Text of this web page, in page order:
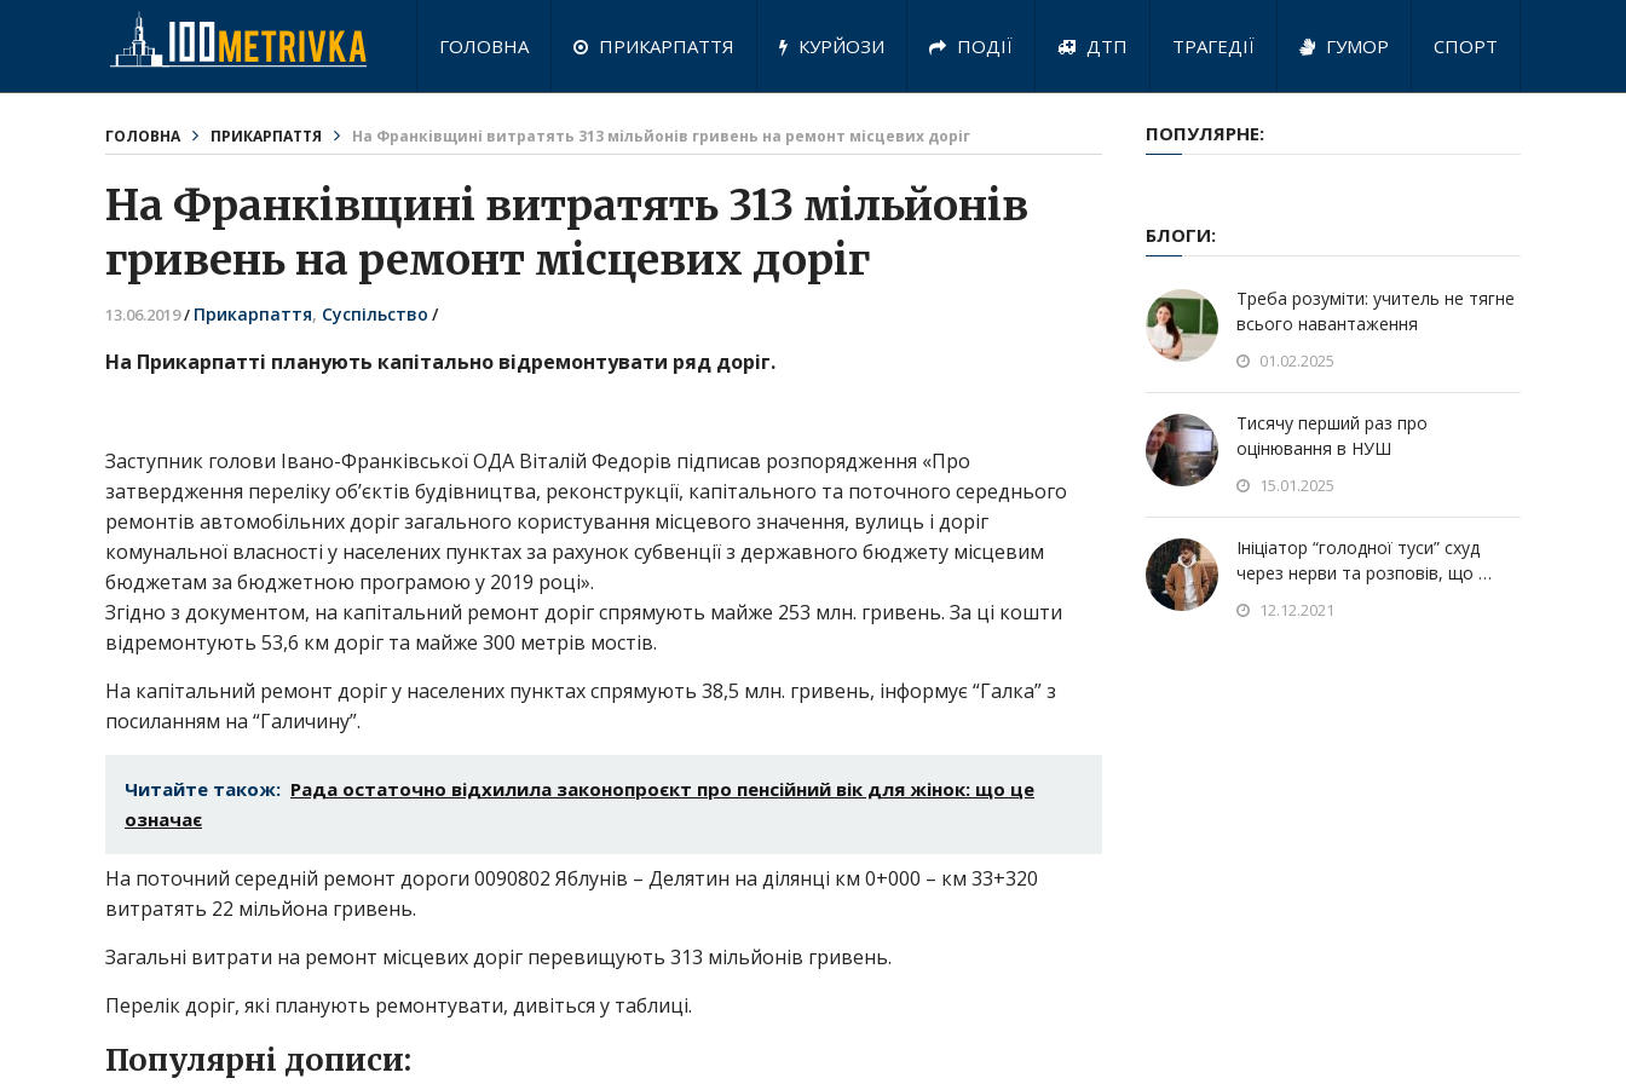
ГОЛОВНА ПРИКАРПАТТЯ КУРЙОЗИ ПОДІЇ ДТП ТРАГЕДІЇ ГУМОР СПОРТ
ГОЛОВНА ПРИКАРПАТТЯ На Франківщині витратять 313 мільйонів гривень на ремонт місцевих доріг
На Франківщині витратять 313 мільйонів
гривень на ремонт місцевих доріг
13.06.2019/ Прикарпаття, Суспільство /
На Прикарпатті планують капітально відремонтувати ряд доріг.
Заступник голови Івано-Франківської ОДА Віталій Федорів підписав розпорядження «Про
затвердження переліку об’єктів будівництва, реконструкції, капітального та поточного середнього
ремонтів автомобільних доріг загального користування місцевого значення, вулиць і доріг
комунальної власності у населених пунктах за рахунок субвенції з державного бюджету місцевим
бюджетам за бюджетною програмою у 2019 році».
Згідно з документом, на капітальний ремонт доріг спрямують майже 253 млн. гривень. За ці кошти
відремонтують 53,6 км доріг та майже 300 метрів мостів.
На капітальний ремонт доріг у населених пунктах спрямують 38,5 млн. гривень, інформує “Галка” з
посиланням на “Галичину”.
Читайте також: Рада остаточно відхилила законопроєкт про пенсійний вік для жінок: що це
означає
На поточний середній ремонт дороги 0090802 Яблунів – Делятин на ділянці км 0+000 – км 33+320
витратять 22 мільйона гривень.
Загальні витрати на ремонт місцевих доріг перевищують 313 мільйонів гривень.
Перелік доріг, які планують ремонтувати, дивіться у таблиці.
Популярні дописи:
ПОПУЛЯРНЕ:
БЛОГИ:
Треба розуміти: учитель не тягне
всього навантаження
01.02.2025
Тисячу перший раз про
оцінювання в НУШ
15.01.2025
Ініціатор “голодної туси” схуд
через нерви та розповів, що …
12.12.2021